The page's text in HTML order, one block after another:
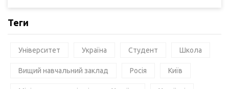
Теги
Університет Україна Студент Школа
Вищий навчальний заклад Росія Київ